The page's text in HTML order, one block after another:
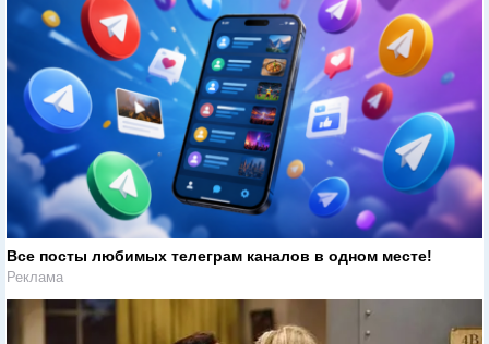
Все посты любимых телеграм каналов в одном месте!
Реклама